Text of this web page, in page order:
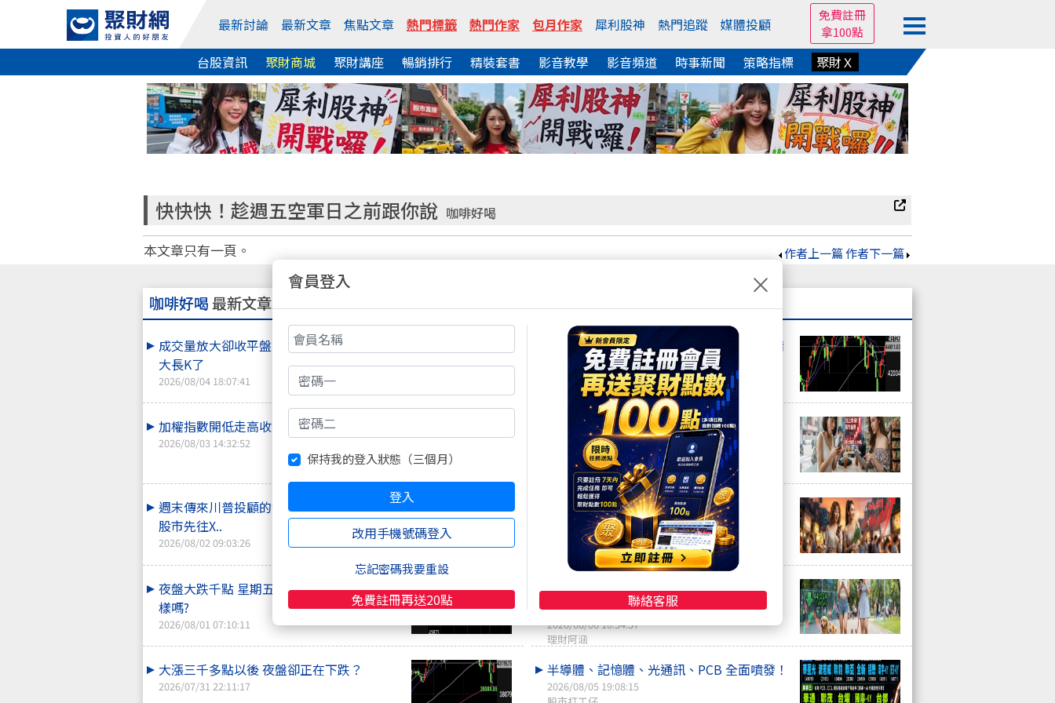
最新討論 最新文章 焦點文章 熱門標籤 熱門作家 包月作家 犀利股神 熱門追蹤 媒體投顧
免費註冊
拿100點
台股資訊 聚財商城 聚財講座 暢銷排行 精裝套書 影音教學 影音頻道 時事新聞 策略指標 聚財Ｘ
快快快！趁週五空軍日之前跟你說 咖啡好喝
本文章只有一頁。 作者上一篇作者下一篇
咖啡好喝最新文章
成交量放大卻收平盤附近 就快要逼出一根
大長K了
2026/08/04 18:07:41
加權指數開低走高收紅K 安全了沒事了？
2026/08/03 14:32:52
週末傳來川普投顧的消息要持續打伊朗 下週
股市先往X..
2026/08/02 09:03:26
夜盤大跌千點 星期五的一日反彈做結束 是這
樣嗎?
2026/08/01 07:10:11
大漲三千多點以後 夜盤卻正在下跌？
2026/07/31 22:11:17
熱門焦點文章
千點大K棒出來以後 接下來會發生什麼事情
2026/08/05 20:19:47
咖啡好喝
大盤季線一口氣站上，除了矽光子跟記憶
體，還有哪些..
2026/08/05 18:30:00
理財阿涵
三大法人買爆了！你搭上哪一班飆股特快
2026/08/05 19:00:00
選擇權實驗室
現買現賺的爆發力！這檔黑馬股爆量衝鎖
死，主力拉抬..
2026/08/06 10:54:57
理財阿涵
半導體、記憶體、光通訊、PCB 全面噴發！
2026/08/05 19:08:15
會員登入 ×
保持我的登入狀態（三個月）
登入
改用手機號碼登入
忘記密碼我要重設
免費註冊再送20點 聯絡客服